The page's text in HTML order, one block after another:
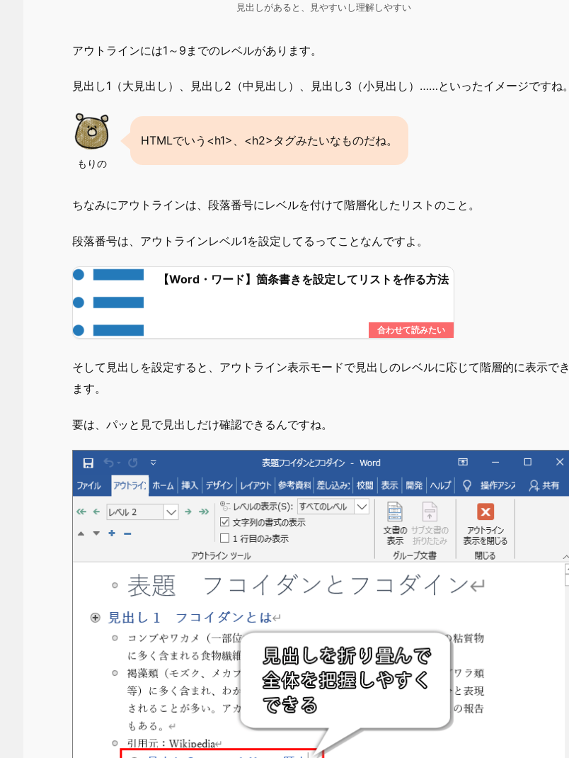
見出しがあると、見やすいし理解しやすい
アウトラインには1～9までのレベルがあります。
見出し1（大見出し）、見出し2（中見出し）、見出し3（小見出し）……といったイメージですね。
もりの
HTMLでいう<h1>、<h2>タグみたいなものだね。
ちなみにアウトラインは、段落番号にレベルを付けて階層化したリストのこと。
段落番号は、アウトラインレベル1を設定してるってことなんですよ。
【Word・ワード】箇条書きを設定してリストを作る方法
そして見出しを設定すると、アウトライン表示モードで見出しのレベルに応じて階層的に表示でき
ます。
要は、パッと見で見出しだけ確認できるんですね。